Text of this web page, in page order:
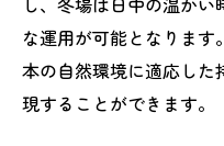
な運用が可能となりま
本の自然環境に適応した
現することができます。